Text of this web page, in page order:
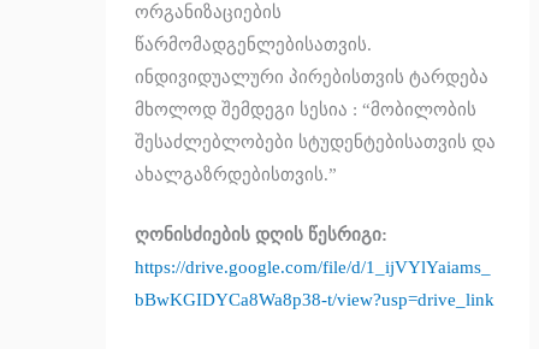
ორგანიზაციების
წარმომადგენლებისათვის.
ინდივიდუალური პირებისთვის ტარდება
მხოლოდ შემდეგი სესია : “მობილობის
შესაძლებლობები სტუდენტებისათვის და
ახალგაზრდებისთვის.”
ღონისძიების დღის წესრიგი:
https://drive.google.com/file/d/1_ijVYlYaiams_
bBwKGIDYCa8Wa8p38-t/view?usp=drive_link